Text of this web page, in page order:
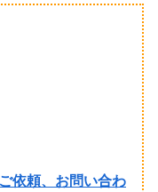
依頼、お問い合わ